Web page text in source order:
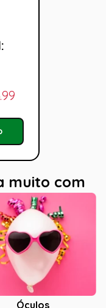
muito com
Óculos